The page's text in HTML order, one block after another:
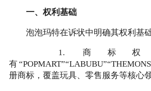
一、权利基础
泡泡玛特在诉状中明确其权利基础
1. 商标权
有
册商标，覆盖玩具、零售服务等核心领